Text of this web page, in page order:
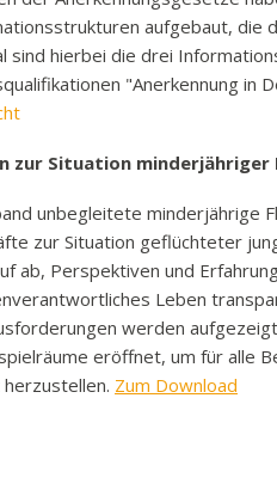
aufgebaut, die
sind hierbei die drei
"Anerkennung in
zur Situation minderjähriger
unbegleitete minderjährige
zur Situation geflüchteter
ab, Perspektiven und
Leben
werden
eröffnet, um für alle
Zum Download